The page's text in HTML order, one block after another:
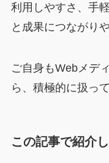
利用しやすさ、手
と成果につながり
ご自身もWebメデ
ら、積極的に扱っ
この記事で紹介